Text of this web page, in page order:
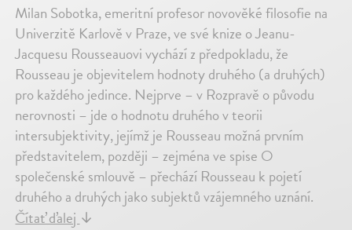
Milan Sobotka, emeritní profesor novověké filosofie na
Univerzitě Karlově v Praze, ve své knize o Jeanu-
Jacquesu Rousseauovi vychází z předpokladu, že
Rousseau je objevitelem hodnoty druhého (a druhých)
pro každého jedince. Nejprve – v Rozpravě o původu
nerovnosti – jde o hodnotu druhého v teorii
intersubjektivity, jejímž je Rousseau možná prvním
představitelem, později – zejména ve spise O
společenské smlouvě – přechází Rousseau k pojetí
druhého a druhých jako subjektů vzájemného uznání.
Čítať ďalej↓